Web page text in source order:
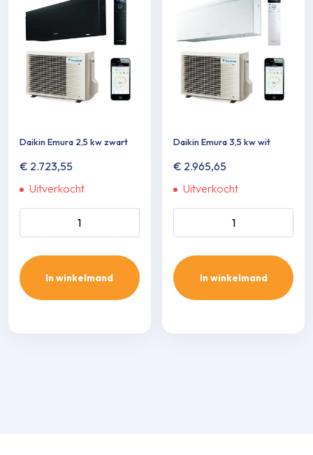
Daikin Emura 2,5 kw zwart
€ 2.723,55
Uitverkocht
In winkelmand
Daikin Emura 3,5 kw wit
€ 2.965,65
Uitverkocht
In winkelmand